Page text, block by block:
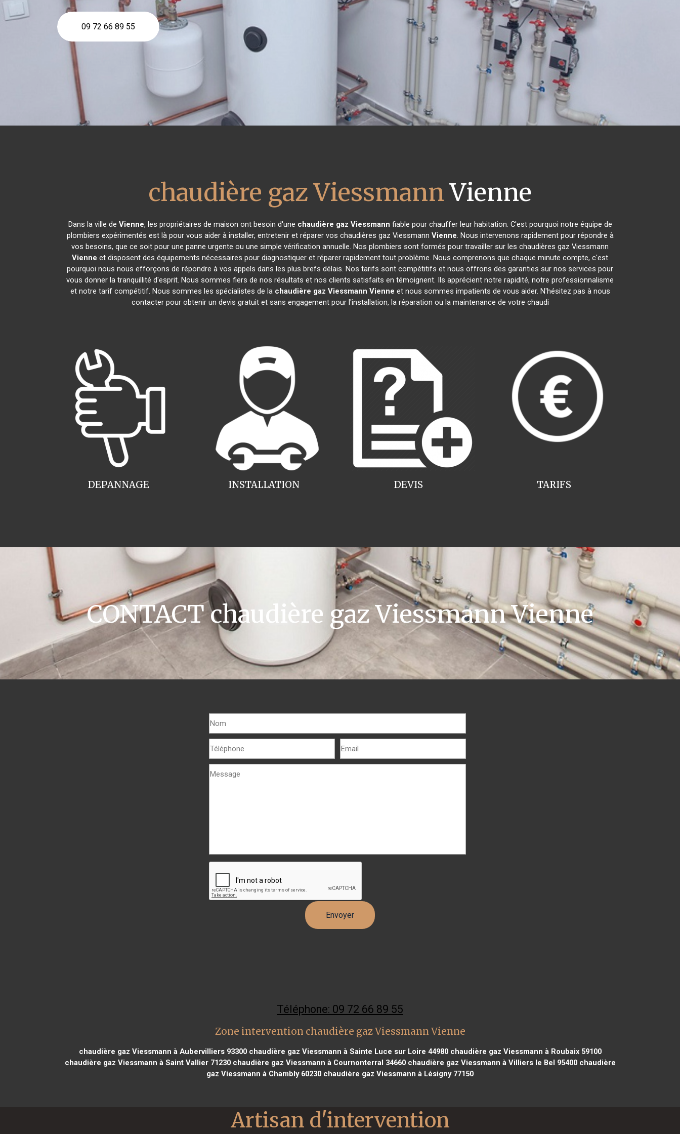
09 72 66 89 55
chaudière gaz ViessmannVienne
Dans la ville de Vienne, les propriétaires de maison ont besoin d'une chaudière gaz Viessmann fiable pour chauffer leur habitation. C'est pourquoi notre équipe de
plombiers expérimentés est là pour vous aider à installer, entretenir et réparer vos chaudières gaz Viessmann Vienne. Nous intervenons rapidement pour répondre à
vos besoins, que ce soit pour une panne urgente ou une simple vérification annuelle. Nos plombiers sont formés pour travailler sur les chaudières gaz Viessmann
Vienne et disposent des équipements nécessaires pour diagnostiquer et réparer rapidement tout problème. Nous comprenons que chaque minute compte, c'est
pourquoi nous nous efforçons de répondre à vos appels dans les plus brefs délais. Nos tarifs sont compétitifs et nous offrons des garanties sur nos services pour
vous donner la tranquillité d'esprit. Nous sommes fiers de nos résultats et nos clients satisfaits en témoignent. Ils apprécient notre rapidité, notre professionnalisme
et notre tarif compétitif. Nous sommes les spécialistes de la chaudière gaz Viessmann Vienne et nous sommes impatients de vous aider. N'hésitez pas à nous
contacter pour obtenir un devis gratuit et sans engagement pour l'installation, la réparation ou la maintenance de votre chaudi
INSTALLATION
DEPANNAGE TARIFS
DEVIS
CONTACT chaudière gaz Viessmann Vienne
Téléphone: 09 72 66 89 55
Zone intervention chaudière gaz Viessmann Vienne
chaudière gaz Viessmann à Aubervilliers 93300chaudière gaz Viessmann à Sainte Luce sur Loire 44980chaudière gaz Viessmann à Roubaix 59100
chaudière gaz Viessmann à Saint Vallier 71230chaudière gaz Viessmann à Cournonterral 34660chaudière gaz Viessmann à Villiers le Bel 95400chaudière
gaz Viessmann à Chambly 60230 chaudière gaz Viessmann à Lésigny 77150
Artisan d'intervention